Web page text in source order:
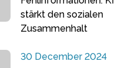
stärkt den sozialen
Zusammenhalt
30 December 2024